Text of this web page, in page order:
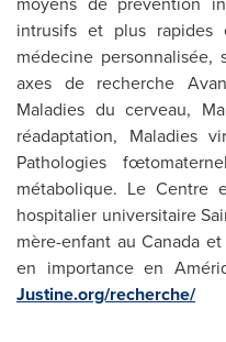
intrusifs et plus rapides
médecine personnalisée,
axes de recherche
Maladies du cerveau,
réadaptation, Maladies
Pathologies
métabolique. Le Centre
hospitalier universitaire
mère-enfant auCanada et
en importance en
Justine.org/recherche/